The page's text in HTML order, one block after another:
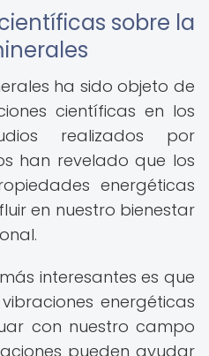
sobre la
ha sido objeto de
científicas en los
realizados por
han revelado que los
energéticas
en nuestro bienestar
interesantes es que
energéticas
con nuestro campo
pueden ayudar